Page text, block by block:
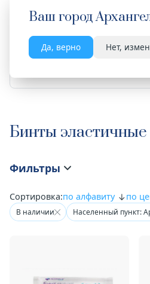
Ваш город
Да, верно Нет,
Весь сайт
Бинты эластичные
Фильтры
Сортировка:по алфавиту по
В наличии Населенный пункт: